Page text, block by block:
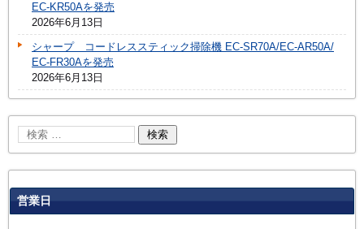
EC-KR50Aを発売
2026年6月13日
シャープ コードレススティック掃除機 EC-SR70A/EC-AR50A/
EC-FR30Aを発売
2026年6月13日
営業日